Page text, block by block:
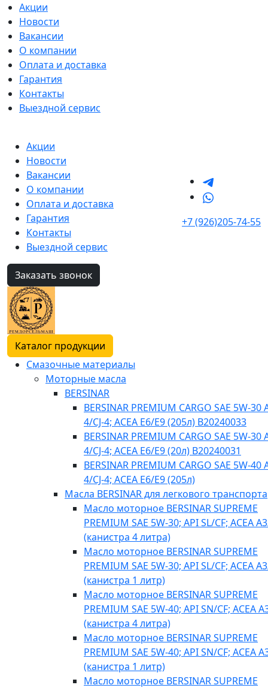
Акции
Новости
Вакансии
О компании
Оплата и доставка
Гарантия
Контакты
Выездной сервис
Акции
Новости
Вакансии
О компании
Оплата и доставка
Гарантия
Контакты
Выездной сервис
+7 (926)205-74-55
Заказать звонок
Каталог продукции
Смазочные материалы
Моторные масла
BERSINAR
BERSINAR PREMIUM CARGO SAE 5W-30
4/CJ-4; ACEA E6/E9 (205л) B20240033
BERSINAR PREMIUM CARGO SAE 5W-30
4/CJ-4; ACEA E6/E9 (20л) B20240031
BERSINAR PREMIUM CARGO SAE 5W-40
4/CJ-4; ACEA E6/E9 (205л)
Масла BERSINAR для легкового транспорта
Масло моторное BERSINAR SUPREME
PREMIUM SAE 5W-30; API SL/CF; ACEA
(канистра 4 литра)
Масло моторное BERSINAR SUPREME
PREMIUM SAE 5W-30; API SL/CF; ACEA
(канистра 1 литр)
Масло моторное BERSINAR SUPREME
PREMIUM SAE 5W-40; API SN/CF; ACEA
(канистра 4 литра)
Масло моторное BERSINAR SUPREME
PREMIUM SAE 5W-40; API SN/CF; ACEA
(канистра 1 литр)
Масло моторное BERSINAR SUPREME